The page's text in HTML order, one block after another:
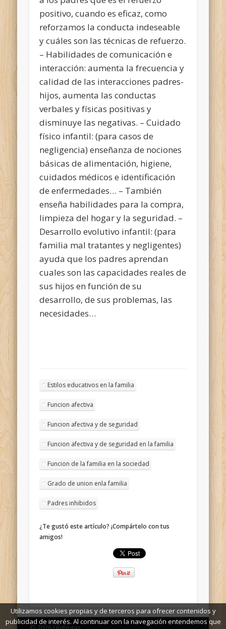
positivo, cuando es eficaz, como
reforzamos la conducta indeseable
y cuáles son las técnicas de refuerzo.
– Habilidades de comunicación e
interacción: aumenta la frecuencia y
calidad de las interacciones padres-
hijos, aumenta las conductas
verbales y físicas positivas y
disminuye las negativas. – Cuidado
físico infantil: (para casos de
negligencia) enseñanza de nociones
básicas de alimentación, higiene,
cuidados médicos e identificación
de enfermedades… – También
enseña habilidades para la compra,
limpieza del hogar y la seguridad. –
Desarrollo evolutivo infantil: (para
familia mal tratantes y negligentes)
ayuda que los padres aprendan
cuales son las capacidades reales de
sus hijos en función de su
desarrollo, de sus problemas, las
necesidades…
Estilos educativos en la familia
Funcion afectiva
Funcion afectiva y de seguridad
Funcion afectiva y de seguridad en la familia
Funcion de la familia en la sociedad
Grado de union enla familia
Padres inhibidos
¿Te gustó este artículo? ¡Compártelo con tus
amigos!
Utilizamos cookies propias y de terceros para ofrecer contenidos y
publicidad de interés. Al continuar con la navegación entendemos que